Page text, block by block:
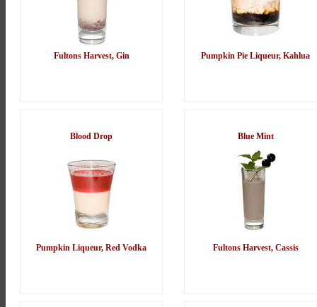
Fultons Harvest, Gin Pumpkin Pie Liqueur, Kahlua
Blood Drop
Pumpkin Liqueur, Red Vodka
Blue Mint
Fultons Harvest, Cassis